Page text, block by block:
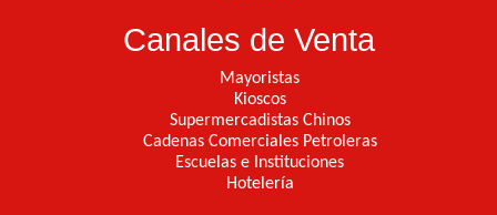
Canales de Venta
Mayoristas
Kioscos
Supermercadistas Chinos
Cadenas Comerciales Petroleras
Escuelas e Instituciones
Hotelería